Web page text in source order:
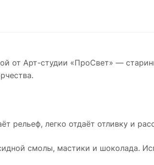
от Арт-студии «ПроСвет» —
рельеф, легко отдаёт отливку и
смолы, мастики и шоколада.